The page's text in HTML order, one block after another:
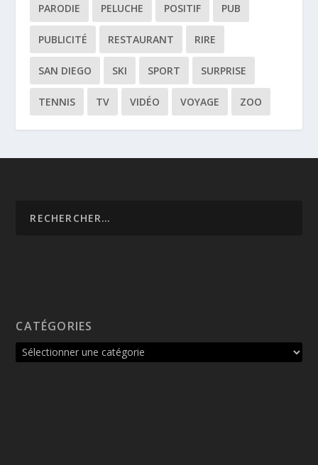
PARODIE PELUCHE POSITIF PUB
PUBLICITÉ RESTAURANT RIRE
SAN DIEGO SKI SPORT SURPRISE
TENNIS TV VIDÉO VOYAGE ZOO
CATÉGORIES